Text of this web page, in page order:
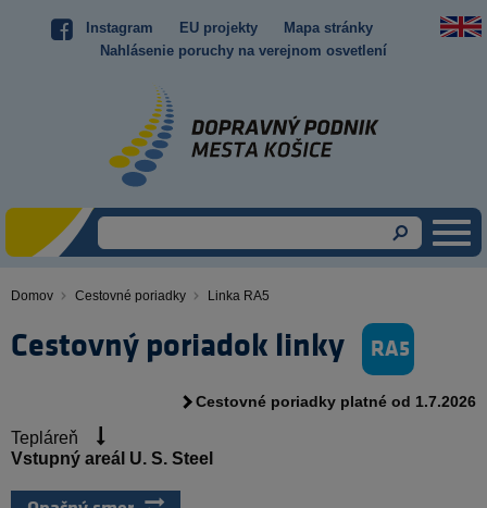
Instagram EU projekty
Mapa stránky
Nahlásenie poruchy na verejnom osvetlení
Domov Cestovné poriadky Linka RA5
Cestovný poriadok linky RA5
Cestovné poriadky platné od 1.7.2026
Tepláreň
Vstupný areál U. S. Steel